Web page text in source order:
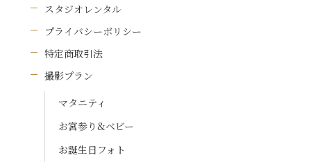
スタジオレンタル
プライバシーポリシー
特定商取引法
撮影プラン
マタニティ
お宮参り&ベビー
お誕生日フォト